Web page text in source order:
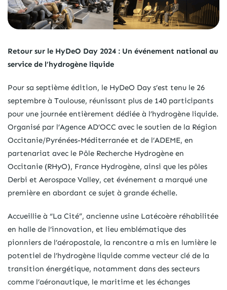
Retour sur le HyDeO Day 2024 : Un événement national au
service de l’hydrogène liquide
Pour sa septième édition, le HyDeO Day s’est tenu le 26
septembre à Toulouse, réunissant plus de 140 participants
pour une journée entièrement dédiée à l’hydrogène liquide.
Organisé par l’Agence AD’OCC avec le soutien de la Région
Occitanie/Pyrénées-Méditerranée et de l’ADEME, en
partenariat avec le Pôle Recherche Hydrogène en
Occitanie (RHyO), France Hydrogène, ainsi que les pôles
Derbi et Aerospace Valley, cet événement a marqué une
première en abordant ce sujet à grande échelle.
Accueillie à “La Cité”, ancienne usine Latécoère réhabilitée
en halle de l’innovation, et lieu emblématique des
pionniers de l’aéropostale, la rencontre a mis en lumière le
potentiel de l’hydrogène liquide comme vecteur clé de la
transition énergétique, notamment dans des secteurs
comme l’aéronautique, le maritime et les échanges